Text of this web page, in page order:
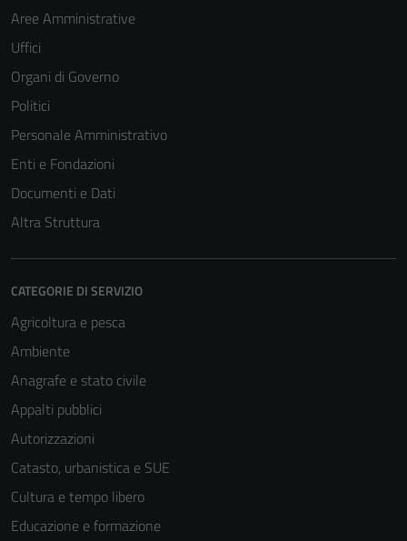
Aree Amministrative
Uffici
Organi di Governo
Politici
Personale Amministrativo
Enti e Fondazioni
Documenti e Dati
Altra Struttura
CATEGORIE DI SERVIZIO
Agricoltura e pesca
Ambiente
Anagrafe e stato civile
Appalti pubblici
Autorizzazioni
Catasto, urbanistica e SUE
Cultura e tempo libero
Educazione e formazione